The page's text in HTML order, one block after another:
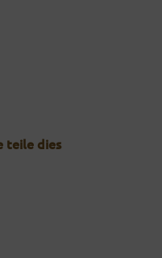
teile dies